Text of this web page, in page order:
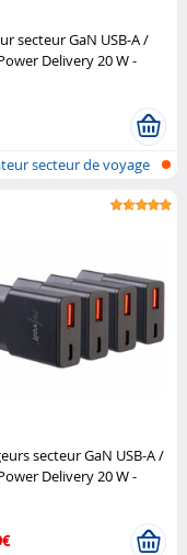
secteur GaN USB-A /
Delivery 20 W -
secteur de voyage
secteur GaN USB-A /
Delivery 20 W -